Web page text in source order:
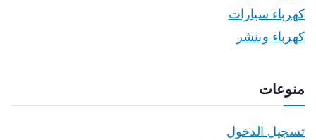
كهرباء سيارات
كهرباء وبنشر
منوعات
تسجيل الدخول